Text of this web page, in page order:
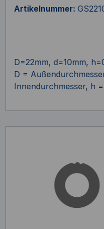
Artikelnummer:
D=22mm, d=10mm,
D =
Innendurchmesser, h